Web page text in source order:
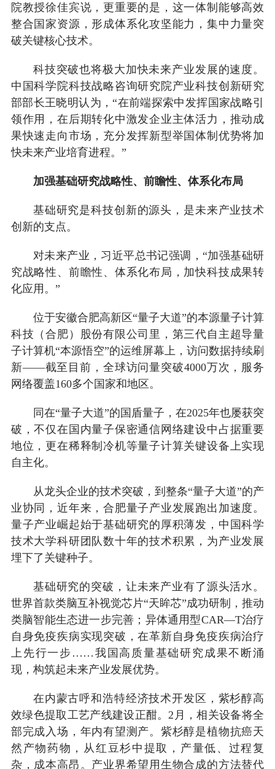
院教授徐佳宾说，更重要的是，这一体制能够高效
整合国家资源，形成体系化攻坚能力，集中力量突
破关键核心技术。
科技突破也将极大加快未来产业发展的速度。
中国科学院科技战略咨询研究院产业科技创新研究
部部长王晓明认为，“在前端探索中发挥国家战略引
领作用，在后期转化中激发企业主体活力，推动成
果快速走向市场，充分发挥新型举国体制优势将加
快未来产业培育进程。”
加强基础研究战略性、前瞻性、体系化布局
基础研究是科技创新的源头，是未来产业技术
创新的支点。
对未来产业，习近平总书记强调，“加强基础研
究战略性、前瞻性、体系化布局，加快科技成果转
化应用。”
位于安徽合肥高新区“量子大道”的本源量子计算
科技（合肥）股份有限公司里，第三代自主超导量
子计算机“本源悟空”的运维屏幕上，访问数据持续刷
新——截至目前，全球访问量突破4000万次，服务
网络覆盖160多个国家和地区。
同在“量子大道”的国盾量子，在2025年也屡获突
破，不仅在国内量子保密通信网络建设中占据重要
地位，更在稀释制冷机等量子计算关键设备上实现
自主化。
从龙头企业的技术突破，到整条“量子大道”的产
业协同，近年来，合肥量子产业发展跑出加速度。
量子产业崛起始于基础研究的厚积薄发，中国科学
技术大学科研团队数十年的技术积累，为产业发展
埋下了关键种子。
基础研究的突破，让未来产业有了源头活水。
世界首款类脑互补视觉芯片“天眸芯”成功研制，推动
类脑智能生态进一步完善；异体通用型CAR—T治疗
自身免疫疾病实现突破，在革新自身免疫疾病治疗
上先行一步……我国高质量基础研究成果不断涌
现，构筑起未来产业发展优势。
在内蒙古呼和浩特经济技术开发区，紫杉醇高
效绿色提取工艺产线建设正酣。2月，相关设备将全
部完成入场，年内有望测产。紫杉醇是植物抗癌天
然产物药物，从红豆杉中提取，产量低、过程复
杂，成本高昂。产业界希望用生物合成的方法替代